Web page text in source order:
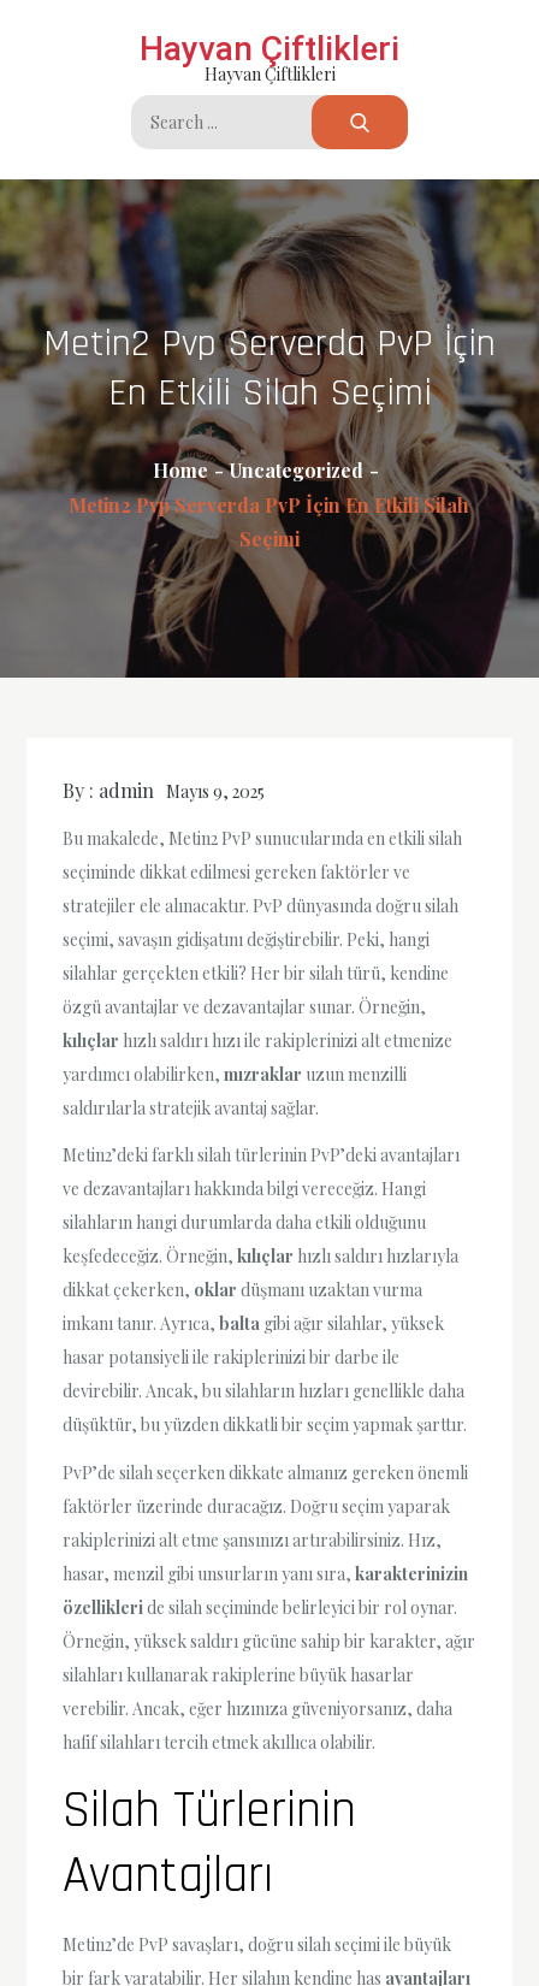
Hayvan Çiftlikleri
Hayvan Çiftlikleri
Search
for:
Metin2 Pvp Serverda PvP İçin
En Etkili Silah Seçimi
Home
Uncategorized
Metin2 Pvp Serverda PvP İçin En Etkili Silah
Seçimi
By : admin Mayıs 9, 2025
Bu makalede, Metin2 PvP sunucularında en etkili silah
seçiminde dikkat edilmesi gereken faktörler ve
stratejiler ele alınacaktır. PvP dünyasında doğru silah
seçimi, savaşın gidişatını değiştirebilir. Peki, hangi
silahlar gerçekten etkili? Her bir silah türü, kendine
özgü avantajlar ve dezavantajlar sunar. Örneğin,
kılıçlar hızlı saldırı hızı ile rakiplerinizi alt etmenize
yardımcı olabilirken,mızraklar uzun menzilli
saldırılarla stratejik avantaj sağlar.
Metin2’deki farklı silah türlerinin PvP’deki avantajları
ve dezavantajları hakkında bilgi vereceğiz. Hangi
silahların hangi durumlarda daha etkili olduğunu
keşfedeceğiz. Örneğin,kılıçlar hızlı saldırı hızlarıyla
dikkat çekerken, oklar düşmanı uzaktan vurma
imkanı tanır. Ayrıca,balta gibi ağır silahlar, yüksek
hasar potansiyeli ile rakiplerinizi bir darbe ile
devirebilir. Ancak, bu silahların hızları genellikle daha
düşüktür, bu yüzden dikkatli bir seçim yapmak şarttır.
PvP’de silah seçerken dikkate almanız gereken önemli
faktörler üzerinde duracağız. Doğru seçim yaparak
rakiplerinizi alt etme şansınızı artırabilirsiniz. Hız,
hasar, menzil gibi unsurların yanı sıra,karakterinizin
özellikleri de silah seçiminde belirleyici bir rol oynar.
Örneğin, yüksek saldırı gücüne sahip bir karakter, ağır
silahları kullanarak rakiplerine büyük hasarlar
verebilir. Ancak, eğer hızınıza güveniyorsanız, daha
hafif silahları tercih etmek akıllıca olabilir.
Silah Türlerinin
Avantajları
Metin2’de PvP savaşları, doğru silah seçimi ile büyük
bir fark yaratabilir. Her silahın kendine has avantajları